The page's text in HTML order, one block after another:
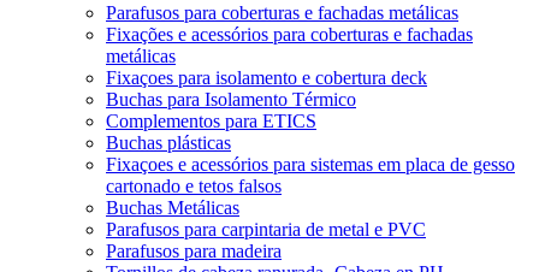
Parafusos para coberturas e fachadas metálicas
Fixações e acessórios para coberturas e fachadas
metálicas
Fixaçoes para isolamento e cobertura deck
Buchas para Isolamento Térmico
Complementos para ETICS
Buchas plásticas
Fixaçoes e acessórios para sistemas em placa de gesso
cartonado e tetos falsos
Buchas Metálicas
Parafusos para carpintaria de metal e PVC
Parafusos para madeira